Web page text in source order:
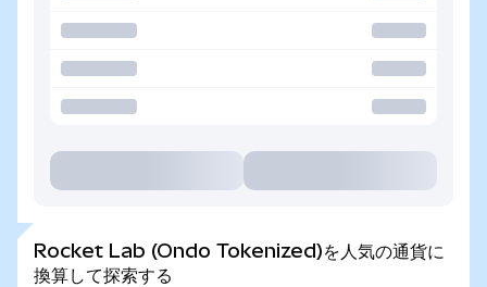
Rocket Lab (Ondo Tokenized)を人気の通貨に
換算して探索する